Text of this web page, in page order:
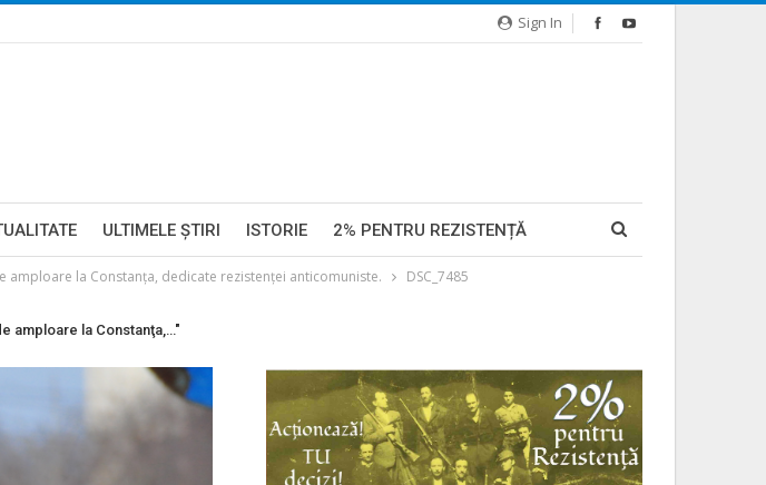
Sign In
ULTIMELE ŞTIRI ISTORIE 2% PENTRU REZISTENȚĂ
la Constanţa, dedicate rezistenţei anticomuniste. DSC_7485
amploare la Constanţa,…"